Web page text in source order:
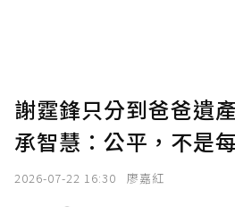
謝霆鋒只分到爸爸遺
承智慧：公平，不是
2026-07-22 16:30 廖嘉紅